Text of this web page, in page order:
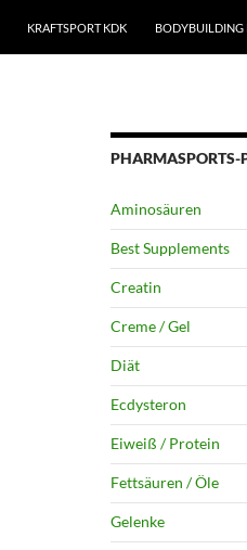
KRAFTSPORT KDK BODYBUILDING
PHARMASPORTS-
Aminosäuren
Best Supplements
Creatin
Creme / Gel
Diät
Ecdysteron
Eiweiß / Protein
Fettsäuren / Öle
Gelenke